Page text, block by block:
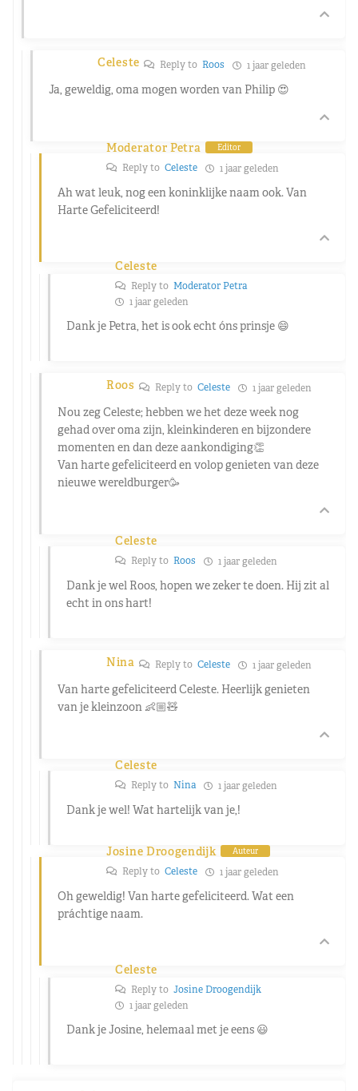
Celeste Reply to Roos 1 jaar geleden
Ja, geweldig, oma mogen worden van Philip 😍
Moderator Petra Editor
Reply to Celeste 1 jaar geleden
Ah wat leuk, nog een koninklijke naam ook. Van
Harte Gefeliciteerd!
Celeste
Reply to Moderator Petra
1 jaar geleden
Dank je Petra, het is ook echt óns prinsje 😄
Roos Reply to Celeste 1 jaar geleden
Nou zeg Celeste; hebben we het deze week nog
gehad over oma zijn, kleinkinderen en bijzondere
momenten en dan deze aankondiging👏
Van harte gefeliciteerd en volop genieten van deze
nieuwe wereldburger🥳
Celeste
Reply to Roos 1 jaar geleden
Dank je wel Roos, hopen we zeker te doen. Hij zit al
echt in ons hart!
Nina Reply to Celeste 1 jaar geleden
Van harte gefeliciteerd Celeste. Heerlijk genieten
van je kleinzoon 👶🏼🧸
Celeste
Reply to Nina 1 jaar geleden
Dank je wel! Wat hartelijk van je,!
Josine Droogendijk Auteur
Reply to Celeste 1 jaar geleden
Oh geweldig! Van harte gefeliciteerd. Wat een
práchtige naam.
Celeste
Reply to Josine Droogendijk
1 jaar geleden
Dank je Josine, helemaal met je eens 😃